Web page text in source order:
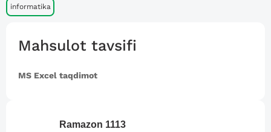
informatika
Mahsulot tavsifi
MS Excel taqdimot
Ramazon 1113